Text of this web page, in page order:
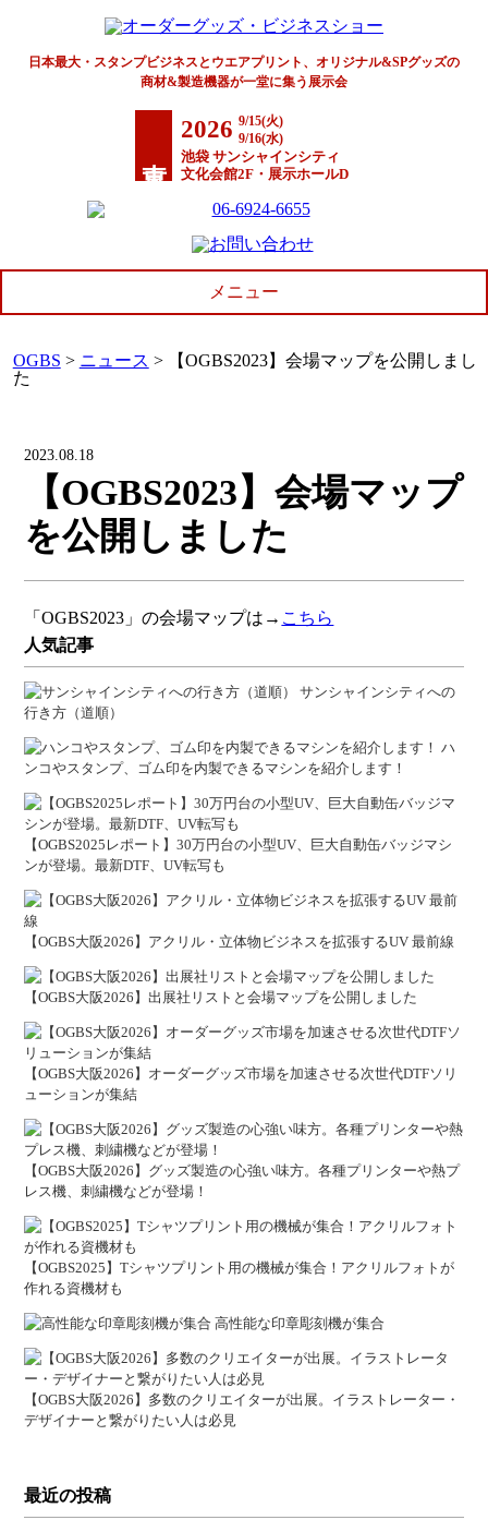
日本最大・スタンプビジネスとウエアプリント、オリジナル&SPグッズの
商材&製造機器が一堂に集う展示会
2026 9/15(火)
9/16(水)
池袋 サンシャインシティ
文化会館2F・展示ホールD
メニュー
開催概要
出展について
プレス向け
OGBS > ニュース >
【OGBS2023】会場マップを公開しまし
た
2023.08.18
【OGBS2023】会場マップ
を公開しました
「OGBS2023」の会場マップは→ こちら
人気記事
サンシャインシティへの
行き方（道順）
ハ
ンコやスタンプ、ゴム印を内製できるマシンを紹介します！
【OGBS2025レポート】30万円台の小型UV、巨大自動缶バッジマシ
ンが登場。最新DTF、UV転写も
【OGBS大阪2026】アクリル・立体物ビジネスを拡張するUV 最前線
【OGBS大阪2026】出展社リストと会場マップを公開しました
【OGBS大阪2026】オーダーグッズ市場を加速させる次世代DTFソリ
ューションが集結
【OGBS大阪2026】グッズ製造の心強い味方。各種プリンターや熱プ
レス機、刺繍機などが登場！
【OGBS2025】Tシャツプリント用の機械が集合！アクリルフォトが
作れる資機材も
高性能な印章彫刻機が集合
【OGBS大阪2026】多数のクリエイターが出展。イラストレーター・
デザイナーと繋がりたい人は必見
最近の投稿